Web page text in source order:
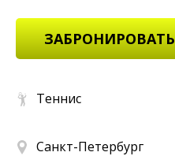
ЗАБРОНИРОВАТЬ
Теннис
Санкт-Петербург